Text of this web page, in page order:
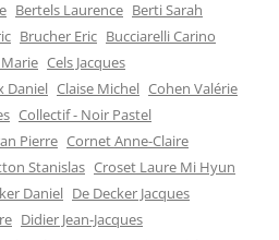
v
e
l
e
f
n
t
e
)
Bertels Laurence Berti Sarah
Brucher Eric Bucciarelli Carino
Cels Jacques
Daniel Claise Michel Cohen Valérie
Collectif - Noir Pastel
Pierre Cornet Anne-Claire
Stanislas Croset Laure Mi Hyun
Daniel De Decker Jacques
Didier Jean-Jacques